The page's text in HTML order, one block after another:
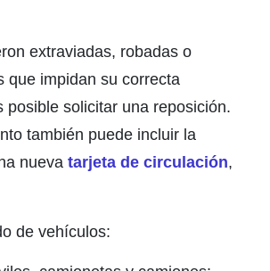
extraviadas, robadas o
que impidan su correcta
posible solicitar una reposición.
también puede incluir la
nueva tarjeta de circulación,
de vehículos: